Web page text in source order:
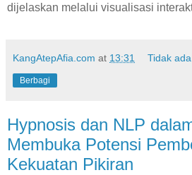
dijelaskan melalui visualisasi
KangAtepAfia.com at 13:31 Tidak
Berbagi
Hypnosis dan NLP
Membuka Potensi
Kekuatan Pikiran